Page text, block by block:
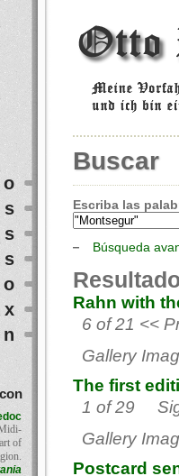
Buscar
Escriba las
Búsqueda
Rahn with
6 of 21 <<
Gallery
The first
1 of 29
Gallery
Postcard
of